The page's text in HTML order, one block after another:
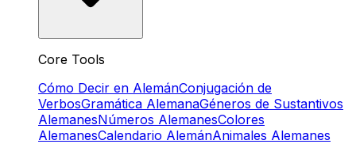
Core Tools
Cómo Decir en AlemánConjugación de
VerbosGramática AlemanaGéneros de Sustantivos
AlemanesNúmeros AlemanesColores
AlemanesCalendario AlemánAnimales Alemanes